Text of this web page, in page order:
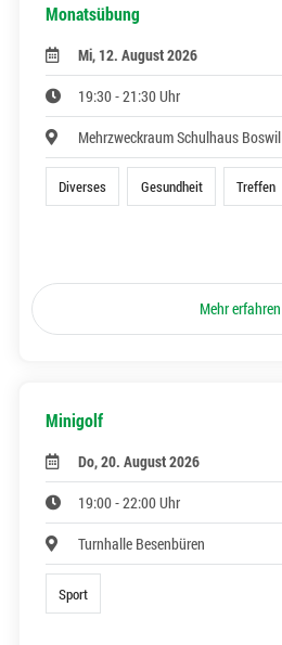
Monatsübung
Mi, 12. August 2026
19:30 - 21:30 Uhr
Mehrzweckraum Schulhaus Boswil
Diverses Gesundheit Treffen
Mehr erfahren
Minigolf
Do, 20. August 2026
19:00 - 22:00 Uhr
Turnhalle Besenbüren
Sport